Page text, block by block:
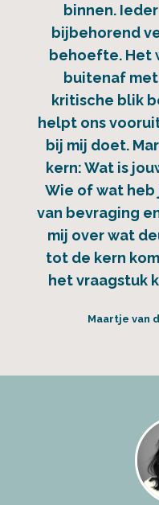
binnen.
bijbehorend
behoefte. Het
buitenaf
kritische blik
helpt ons
bij mij doet.
kern: Wat is
Wie of wat heb
van bevraging
mij over wat
tot de kern
het vraagstuk
Maartje van